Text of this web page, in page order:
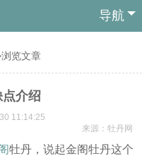
导航
览文章
介绍
11:14:25
来源： 牡丹网
牡丹，说起金阁牡丹这个